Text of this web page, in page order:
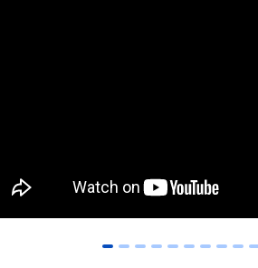
0 1 2 3 4 5 6 7 8 9